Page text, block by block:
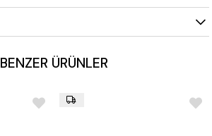
BENZER ÜRÜNLER